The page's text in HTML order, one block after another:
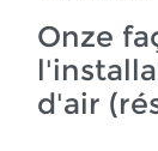
Onze
d'air